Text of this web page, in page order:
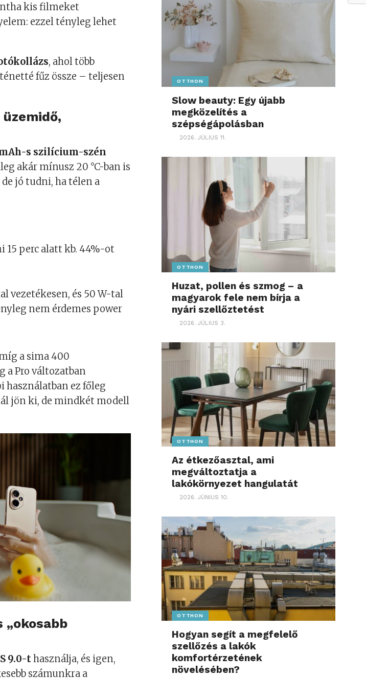
kis filmeket
ezzel tényleg lehet
, ahol több
fűz össze – teljesen
s szilícium-szén
akár mínusz 20 °C-ban is
jó tudni, ha télen a
15 perc alatt kb. 44%-ot
vezetékesen, és 50 W-tal
nem érdemes power
a sima 400
a Pro változatban
használatban ez főleg
jön ki, de mindkét modell
„okosabb
9.0-thasználja, és igen,
számunkra a
OTTHON
Slow beauty: Egy újabb
megközelítés a
szépségápolásban
2026. JÚLIUS 11.
OTTHON
Huzat, pollen és szmog – a
magyarok fele nem bírja a
nyári szellőztetést
2026. JÚLIUS 3.
OTTHON
Az étkezőasztal, ami
megváltoztatja a
lakókörnyezet hangulatát
2026. JÚNIUS 10.
OTTHON
Hogyan segít a megfelelő
szellőzés a lakók
komfortérzetének
növelésében?